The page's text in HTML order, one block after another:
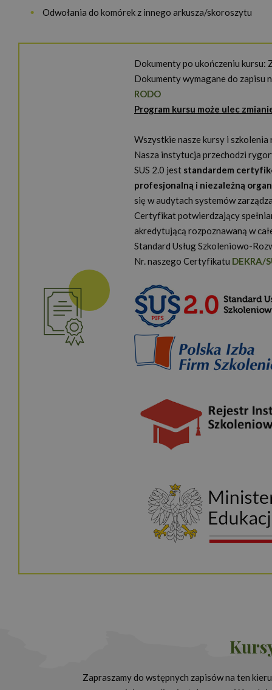
Odwołania do komórek z innego arkusza/skoroszytu
Dokumenty po ukończeniu kursu:
Dokumenty wymagane do zapisu
RODO
Program kursu może ulec
Wszystkie nasze kursy i
Nasza instytucja przechodzi
SUS 2.0 jest standardem
profesjonalną i niezależną
się w audytach systemów
Certyfikat potwierdzający
akredytującą rozpoznawaną w
Standard Usług Szkoleniowo-
Nr. naszego Certyfikatu DEKRA/
Zapraszamy do wstępnych zapisów na ten
zarządzanie
PHPSESSID
Nazwa